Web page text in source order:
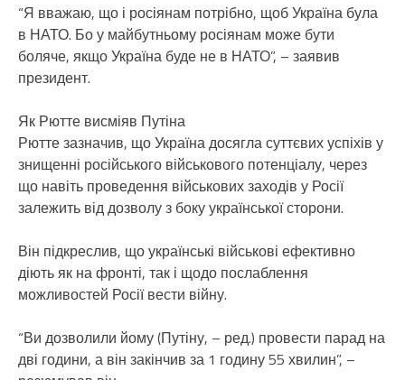
“Я вважаю, що і росіянам потрібно, щоб Україна була
в НАТО. Бо у майбутньому росіянам може бути
боляче, якщо Україна буде не в НАТО”, – заявив
президент.
Як Рютте висміяв Путіна
Рютте зазначив, що Україна досягла суттєвих успіхів у
знищенні російського військового потенціалу, через
що навіть проведення військових заходів у Росії
залежить від дозволу з боку української сторони.
Він підкреслив, що українські військові ефективно
діють як на фронті, так і щодо послаблення
можливостей Росії вести війну.
“Ви дозволили йому (Путіну, – ред.) провести парад на
дві години, а він закінчив за 1 годину 55 хвилин”, –